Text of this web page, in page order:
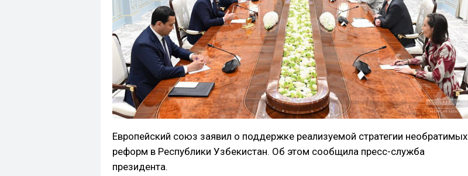
Европейский союз заявил о поддержке реализуемой стратегии необратимых
реформ в Республики Узбекистан. Об этом сообщила пресс-служба
президента.